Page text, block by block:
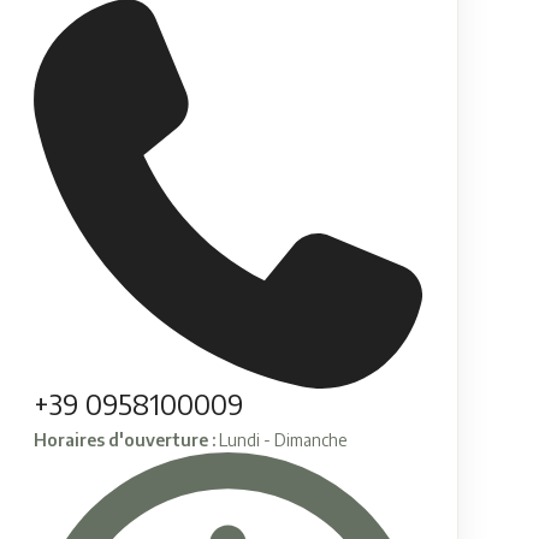
+39 0958100009
Horaires d'ouverture :Lundi - Dimanche